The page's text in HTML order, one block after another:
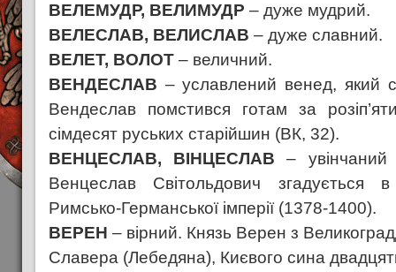
ВЕЛЕМУДР, ВЕЛИМУДР – дуже мудрий.
ВЕЛЕСЛАВ, ВЕЛИСЛАВ – дуже славний.
ВЕЛЕТ, ВОЛОТ – величний.
ВЕНДЕСЛАВ – уславлений венед, який
Вендеслав помстився готам за
сімдесят руських старійшин (ВК, 32).
ВЕНЦЕСЛАВ, ВІНЦЕСЛАВ –
Венцеслав Світольдович згадується
Римсько-Германської імперії (1378-1400).
ВЕРЕН – вірний. Князь Верен з
Славера (Лебедяна), Києвого сина